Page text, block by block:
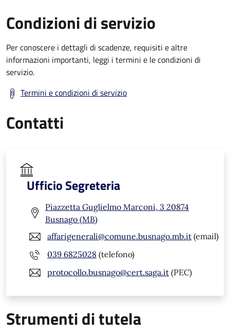
Condizioni di servizio
Per conoscere i dettagli di scadenze, requisiti e altre
informazioni importanti, leggi i termini e le condizioni di
servizio.
Termini e condizioni di servizio
Contatti
Ufficio Segreteria
Piazzetta Guglielmo Marconi, 3 20874
Busnago (MB)
affarigenerali@comune.busnago.mb.it (email)
039 6825028 (telefono)
protocollo.busnago@cert.saga.it (PEC)
Strumenti di tutela